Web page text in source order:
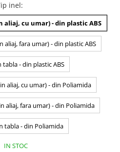
inel:
cu umar) - din plastic ABS
fara umar) - din plastic ABS
- din plastic ABS
aliaj, cu umar) - din Poliamida
aliaj, fara umar) - din Poliamida
tabla - din Poliamida
IN STOC